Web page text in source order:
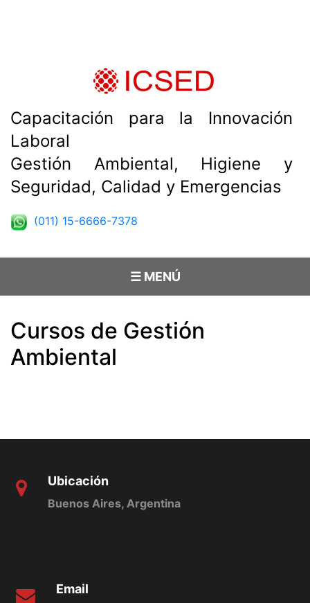
Capacitación para la Innovación
Laboral
Gestión Ambiental, Higiene y
Seguridad, Calidad y Emergencias
(011) 15-6666-7378
☰ MENÚ
Cursos de Gestión
Ambiental
Ubicación
Buenos Aires, Argentina
Email